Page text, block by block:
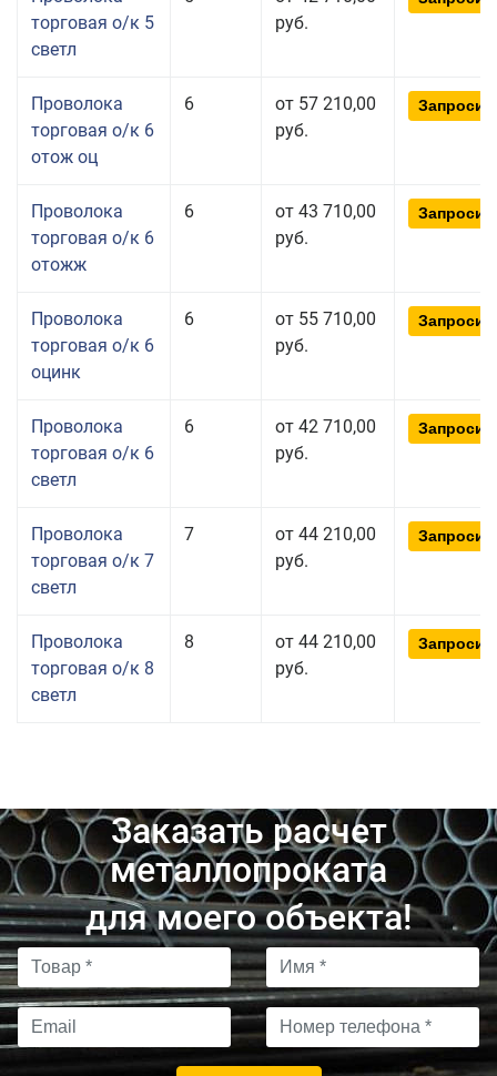
торговая о/к 5
светл
руб.
Проволока
торговая о/к 6
отож оц
6
от 57 210,00
руб.
Проволока
торговая о/к 6
отожж
6
от 43 710,00
руб.
Проволока
торговая о/к 6
оцинк
6
от 55 710,00
руб.
Проволока
торговая о/к 6
светл
6
от 42 710,00
руб.
Проволока
торговая о/к 7
светл
7
от 44 210,00
руб.
Проволока
торговая о/к 8
светл
8
от 44 210,00
руб.
Заказать расчет
металлопроката
для моего объекта!